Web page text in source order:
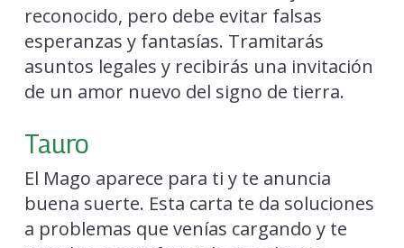
reconocido, pero debe evitar falsas
esperanzas y fantasías. Tramitarás
asuntos legales y recibirás una invitación
de un amor nuevo del signo de tierra.
Tauro
El Mago aparece para ti y te anuncia
buena suerte. Esta carta te da soluciones
a problemas que venías cargando y te